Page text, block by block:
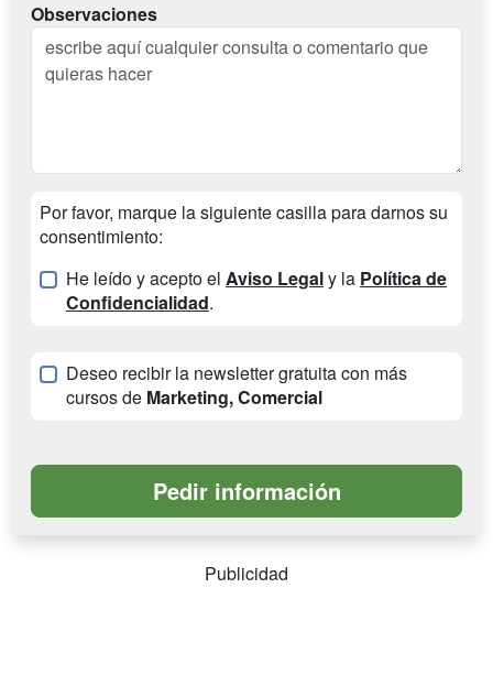
Observaciones
Por favor, marque la siguiente casilla para darnos su
consentimiento:
He leído y acepto el Aviso Legaly la Política de
Confidencialidad.
Deseo recibir la newsletter gratuita con más
cursos de Marketing, Comercial
Publicidad